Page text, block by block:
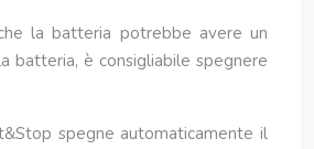
la batteria potrebbe avere un
batteria, è consigliabile spegnere
spegne automaticamente il